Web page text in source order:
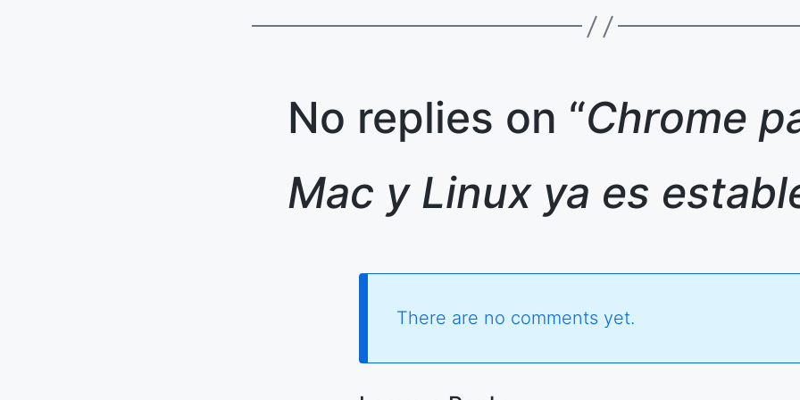
No replies on “Chrome
Mac y Linux ya es
There are no comments yet.